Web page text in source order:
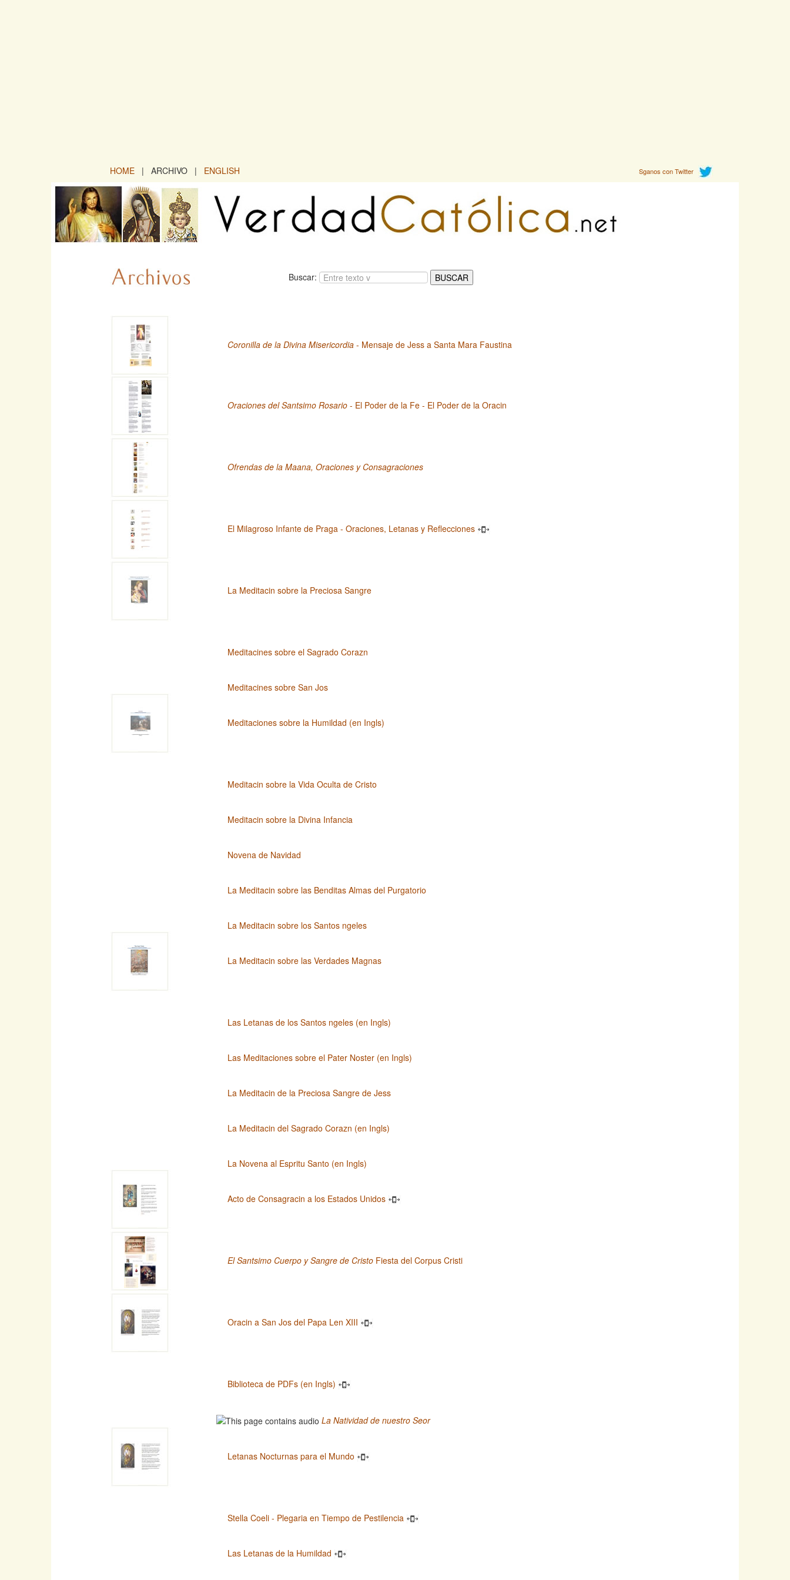
HOME | ARCHIVO | ENGLISH Sganos con Twitter
Buscar:
Coronilla de la Divina Misericordia - Mensaje de Jess a Santa Mara Faustina
Oraciones del Santsimo Rosario - El Poder de la Fe - El Poder de la Oracin
Ofrendas de la Maana, Oraciones y Consagraciones
El Milagroso Infante de Praga - Oraciones, Letanas y Reflecciones
La Meditacin sobre la Preciosa Sangre
Meditacines sobre el Sagrado Corazn
Meditacines sobre San Jos
Meditaciones sobre la Humildad (en Ingls)
Meditacin sobre la Vida Oculta de Cristo
Meditacin sobre la Divina Infancia
Novena de Navidad
La Meditacin sobre las Benditas Almas del Purgatorio
La Meditacin sobre los Santos ngeles
La Meditacin sobre las Verdades Magnas
Las Letanas de los Santos ngeles (en Ingls)
Las Meditaciones sobre el Pater Noster (en Ingls)
La Meditacin de la Preciosa Sangre de Jess
La Meditacin del Sagrado Corazn (en Ingls)
La Novena al Espritu Santo (en Ingls)
Acto de Consagracin a los Estados Unidos
El Santsimo Cuerpo y Sangre de Cristo Fiesta del Corpus Cristi
Oracin a San Jos del Papa Len XIII
Biblioteca de PDFs (en Ingls)
La Natividad de nuestro Seor
Letanas Nocturnas para el Mundo
Stella Coeli - Plegaria en Tiempo de Pestilencia
Las Letanas de la Humildad